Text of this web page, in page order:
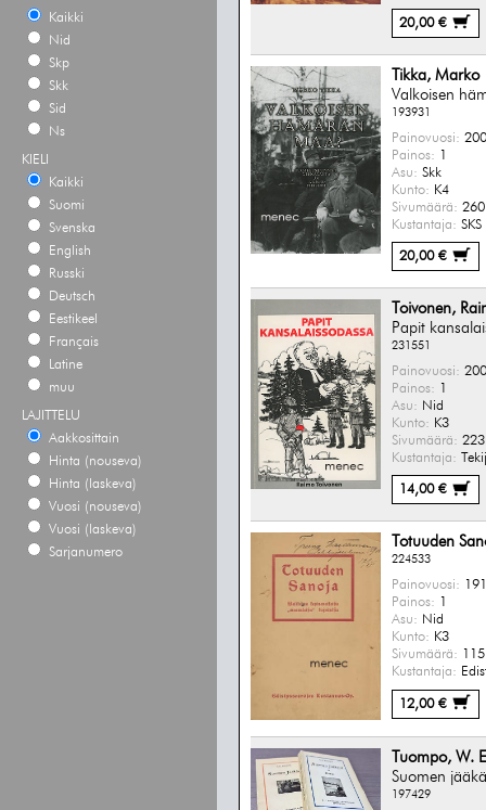
Kaikki
Nid
Skp
Skk
Sid
Ns
KIELI
Kaikki
Suomi
Svenska
English
Russki
Deutsch
Eestikeel
Français
Latine
muu
LAJITTELU
Aakkosittain
Hinta (nouseva)
Hinta (laskeva)
Vuosi (nouseva)
Vuosi (laskeva)
Sarjanumero
20,00 €
Tikka, Marko
Valkoisen
193931
Painovuosi:
Painos: 1
Asu: Skk
Kunto: K4
Sivumäärä:
Kustantaja: SKS
20,00 €
Toivonen,
Papit
231551
Painovuosi:
Painos:
Asu: Nid
Kunto: K3
Sivumäärä:
Kustantaja:
14,00 €
Totuuden
224533
Painovuosi:
Painos:
Asu: Nid
Kunto: K3
Sivumäärä:
Kustantaja:
12,00 €
Tuompo, W.
Suomen
197429